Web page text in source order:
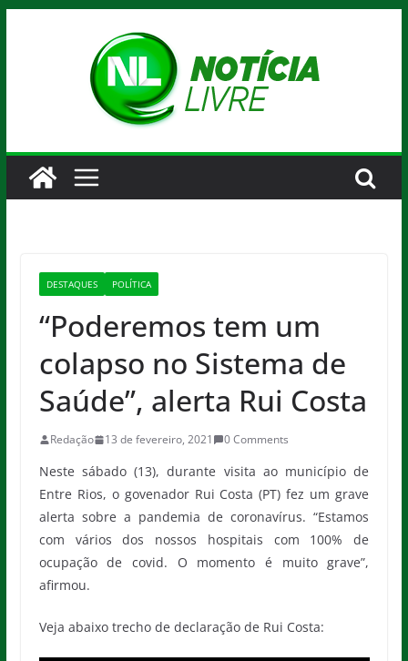
DESTAQUES POLÍTICA
“Poderemos tem um
colapso no Sistema de
Saúde”, alerta Rui Costa
Redação 13 de fevereiro, 2021 0 Comments
Neste sábado (13), durante visita ao município de
Entre Rios, o govenador Rui Costa (PT) fez um grave
alerta sobre a pandemia de coronavírus. “Estamos
com vários dos nossos hospitais com 100% de
ocupação de covid. O momento é muito grave”,
afirmou.
Veja abaixo trecho de declaração de Rui Costa: